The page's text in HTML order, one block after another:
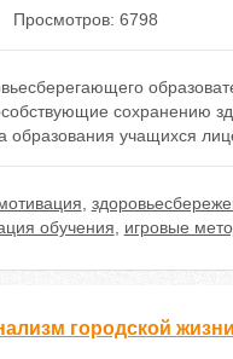
Просмотров: 6798
сохранению
образования учащихся
обучения игровые
городской